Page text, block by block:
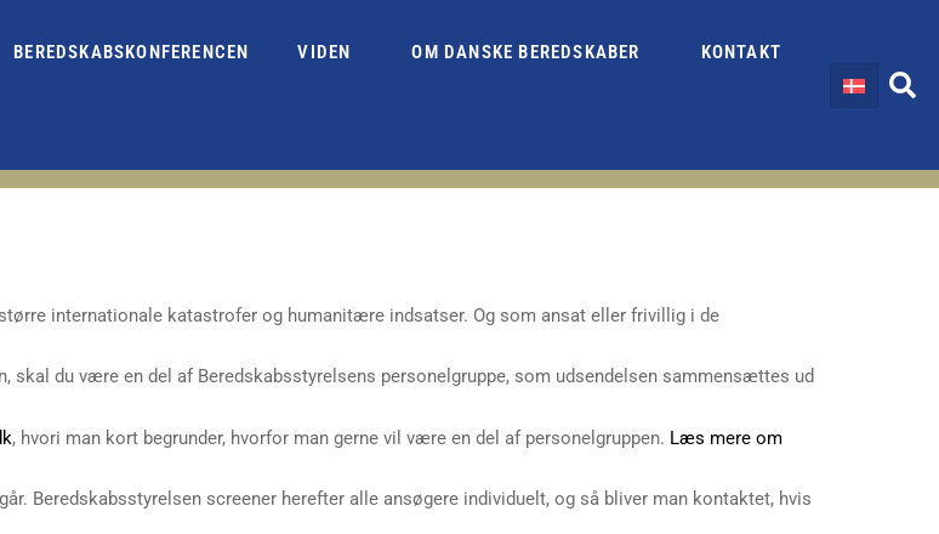
BEREDSKABSKONFERENCEN VIDEN OM DANSKE BEREDSKABER KONTAKT
internationale katastrofer og humanitære indsatser. Og som ansat eller frivillig i de
skal du være en del af Beredskabsstyrelsens personelgruppe, som udsendelsen sammensættes ud
, hvori man kort begrunder, hvorfor man gerne vil være en del af personelgruppen. Læs mere om
Beredskabsstyrelsen screener herefter alle ansøgere individuelt, og så bliver man kontaktet, hvis